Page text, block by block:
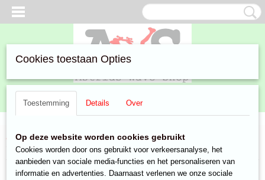
Inloggen Registreren
Home >Aanbiedingen>Watersport> pompen> Macerator
versnijding pomp FM500-12V
Cookies toestaan Opties
Toestemming Details Over
Op deze website worden cookies gebruikt
Cookies worden door ons gebruikt voor verkeersanalyse, het
aanbieden van sociale media-functies en het personaliseren van
informatie en advertenties. Daarnaast verlenen we onze sociale